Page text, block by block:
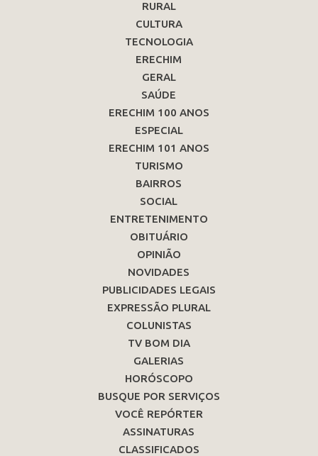
RURAL
CULTURA
TECNOLOGIA
ERECHIM
GERAL
SAÚDE
ERECHIM 100 ANOS
ESPECIAL
ERECHIM 101 ANOS
TURISMO
BAIRROS
SOCIAL
ENTRETENIMENTO
OBITUÁRIO
OPINIÃO
NOVIDADES
PUBLICIDADES LEGAIS
EXPRESSÃO PLURAL
COLUNISTAS
TV BOM DIA
GALERIAS
HORÓSCOPO
BUSQUE POR SERVIÇOS
VOCÊ REPÓRTER
ASSINATURAS
CLASSIFICADOS